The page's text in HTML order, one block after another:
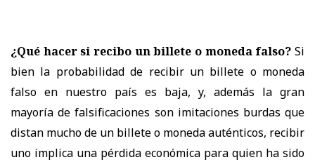
¿Qué hacer si recibo un billete o moneda falso? Si
bien la probabilidad de recibir un billete o moneda
falso en nuestro país es baja, y, además la gran
mayoría de falsificaciones son imitaciones burdas que
distan mucho de un billete o moneda auténticos, recibir
uno implica una pérdida económica para quien ha sido